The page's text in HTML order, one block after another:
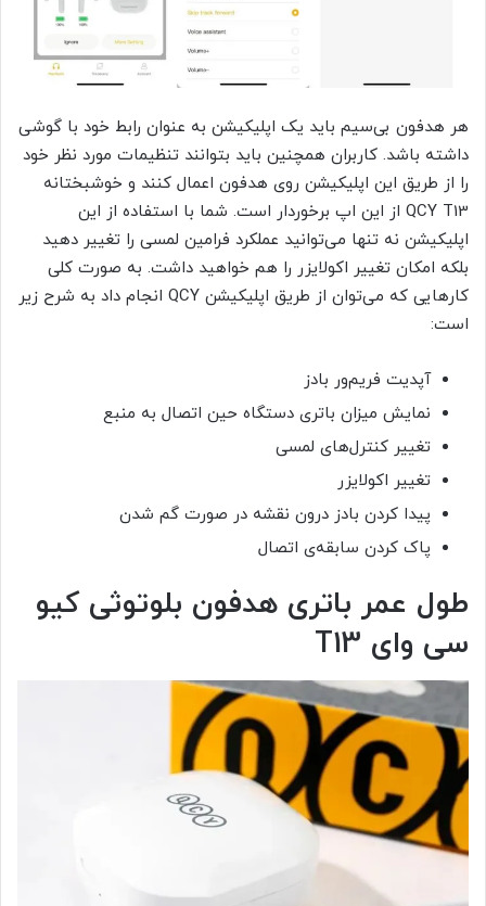
هر هدفون بی‌سیم باید یک اپلیکیشن به عنوان رابط خود با گوشی
داشته باشد. کاربران همچنین باید بتوانند تنظیمات مورد نظر خود
را از طریق این اپلیکیشن روی هدفون اعمال کنند و خوشبختانه
QCY T13 از این اپ برخوردار است. شما با استفاده از این
اپلیکیشن نه تنها می‌توانید عملکرد فرامین لمسی را تغییر دهید
بلکه امکان تغییر اکولایزر را هم خواهید داشت. به صورت کلی
کارهایی که می‌توان از طریق اپلیکیشن QCY انجام داد به شرح زیر
است:
آپدیت فریم‌ور بادز
نمایش میزان باتری دستگاه حین اتصال به منبع
تغییر کنترل‌های لمسی
تغییر اکولایزر
پیدا کردن بادز درون نقشه در صورت گم شدن
پاک کردن سابقه‌ی اتصال
طول عمر باتری هدفون بلوتوثی کیو
سی وای T13